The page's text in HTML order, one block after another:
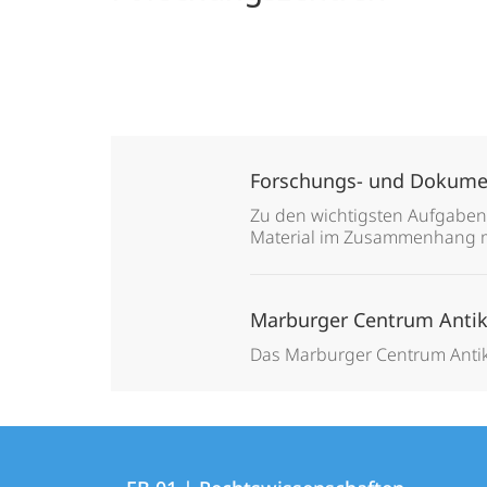
Forschungs- und
Zu den wichtigsten
Material im Zusammenhang
Marburger Centrum
Das Marburger Centrum
Kontaktinformationen